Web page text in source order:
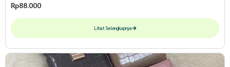
Rp88.000
Lihat Selengkapnya